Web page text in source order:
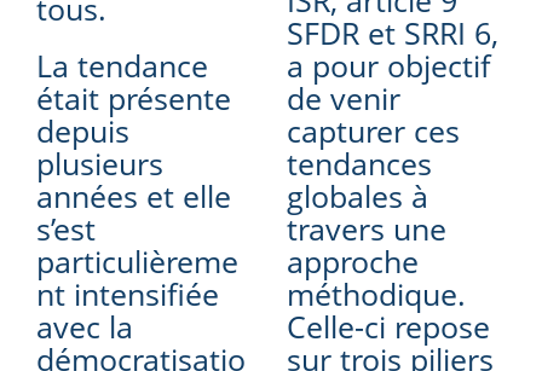
La tendance
était présente
depuis
plusieurs
années et elle
s’est
particulièreme
nt intensifiée
avec la
démocratisatio
SFDR et SRRI 6,
a pour objectif
de venir
capturer ces
tendances
globales à
travers une
approche
méthodique.
Celle-ci repose
sur trois piliers